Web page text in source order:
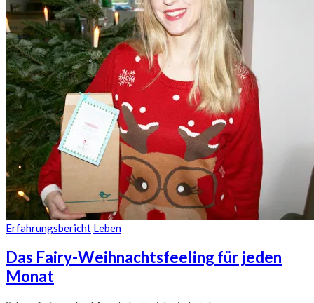
Erfahrungsbericht Leben
Das Fairy-Weihnachtsfeeling für jeden
Monat